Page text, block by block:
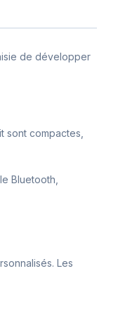
de développer
sont compactes,
Bluetooth,
Les